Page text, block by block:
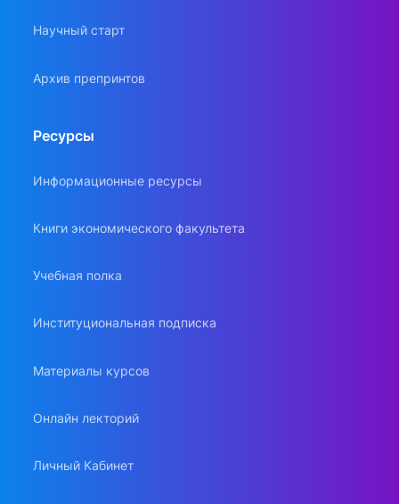
Научный старт
Архив препринтов
Ресурсы
Информационные ресурсы
Книги экономического факультета
Учебная полка
Институциональная подписка
Материалы курсов
Онлайн лекторий
Личный Кабинет